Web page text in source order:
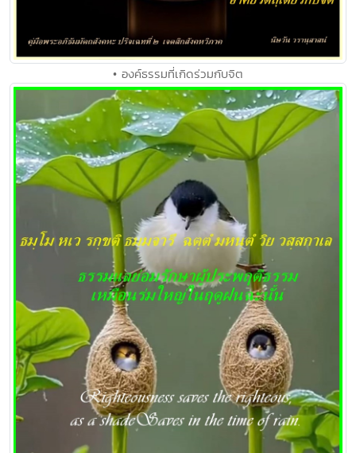
• องค์ธรรมที่เกิดร่วมกับจิต